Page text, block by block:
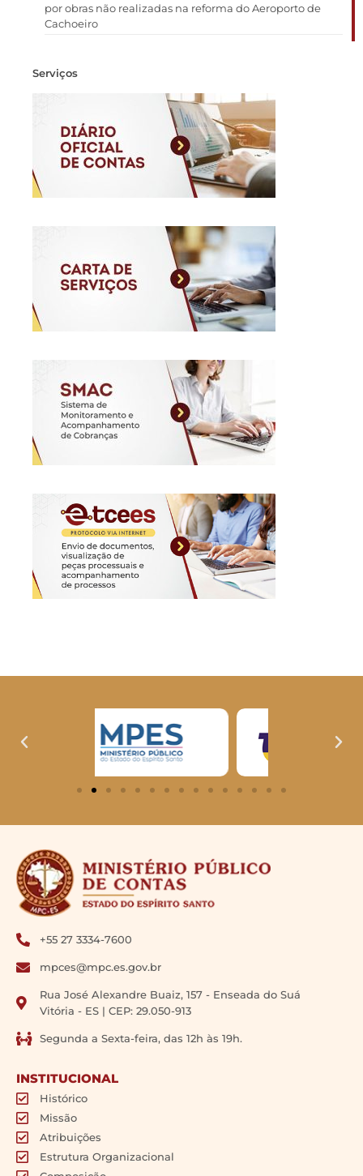
por obras não realizadas na reforma do Aeroporto de
Cachoeiro
Serviços
+55 27 3334-7600
mpces@mpc.es.gov.br
Rua José Alexandre Buaiz, 157 - Enseada do Suá
Vitória - ES | CEP: 29.050-913
Segunda a Sexta-feira, das 12h às 19h.
INSTITUCIONAL
Histórico
Missão
Atribuições
Estrutura Organizacional